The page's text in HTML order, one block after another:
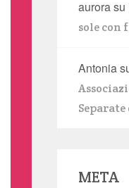
aurorasu
sole con
Antonia
META